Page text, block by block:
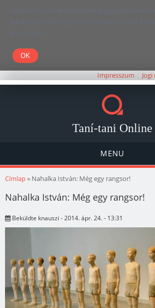
Kedves Olvasó! Weboldalunk böngészésével
felhasználói élmény javítása céljából cookie-kat
Köszönjük!
Impresszum
Taní-tani Online
MENU
Jelenlegi hely
Címlap» Nahalka István: Még egy rangsor!
Nahalka István: Még egy rangsor!
Beküldte knauszi - 2014. ápr. 24. - 13:31